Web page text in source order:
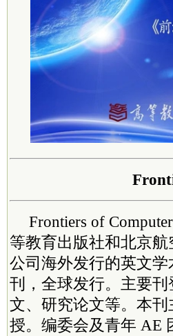
Frontiers of
等教育出版社和北京航
公司海外发行的英文
刊，全球发行。主要
文、研究论文等。本
授。编委会及青年 AE